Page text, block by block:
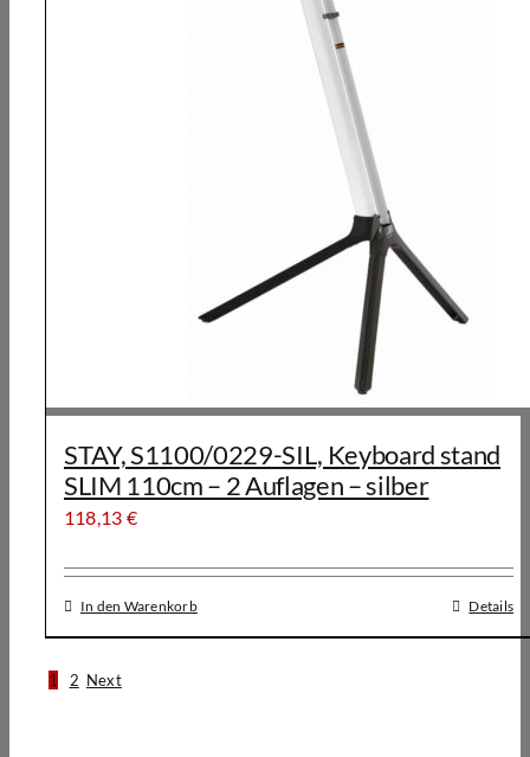
STAY, S1100/0229-SIL, Keyboard stand
SLIM 110cm – 2 Auflagen – silber
118,13 €
In den Warenkorb Details
1 2 Next